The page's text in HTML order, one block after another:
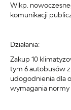
Wlkp.
komunikacji
Działania:
Zakup 10
tym 6 autobusów
udogodnienia dla
wymagania normy